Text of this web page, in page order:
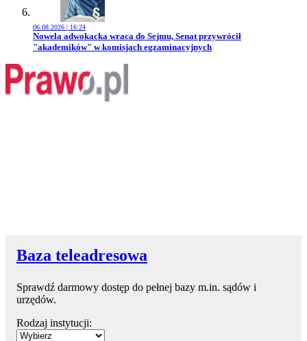
06.08.2026 | 16:24
Przejdź do artykułu:
Nowela adwokacka wraca do Sejmu, Senat przywrócił
"akademików" w komisjach egzaminacyjnych
Baza teleadresowa
Sprawdź darmowy dostęp do pełnej bazy m.in. sądów i
urzędów.
Rodzaj instytucji: